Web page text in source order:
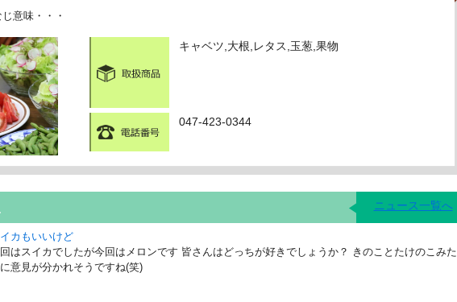
意味・・・
キャベツ,大根,レタス,玉葱,果物
047-423-0344
ニュース一覧へ
カもいいけど
はスイカでしたが今回はメロンです 皆さんはどっちが好きでしょうか？ きのことたけのこみた
意見が分かれそうですね(笑)